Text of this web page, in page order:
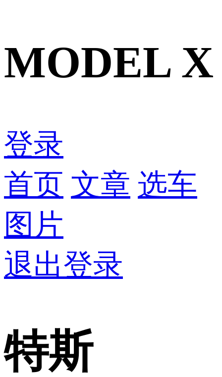
MODEL X
登录
首页 文章 选车
图片
退出登录
特斯